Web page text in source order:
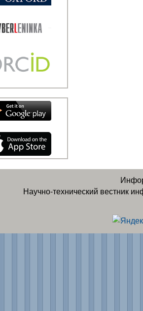
Научно-технический вестник